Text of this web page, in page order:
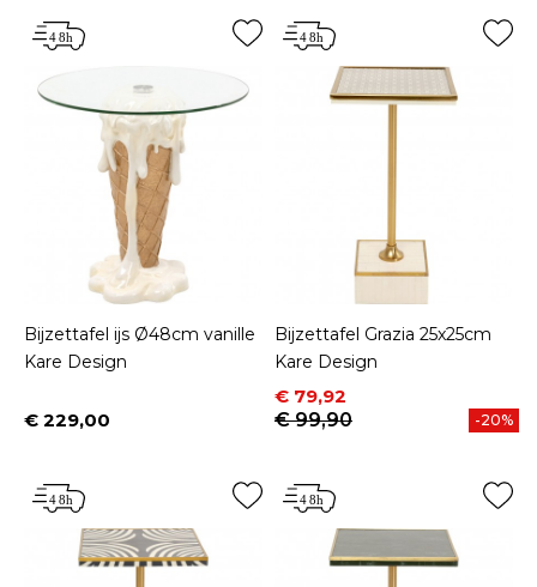
Bijzettafel ijs Ø48cm vanille
Kare Design
Prijs
€ 229,00
Bijzettafel Grazia 25x25cm
Kare Design
Prijs
€ 79,92
Normale prijs
€ 99,90
-20%